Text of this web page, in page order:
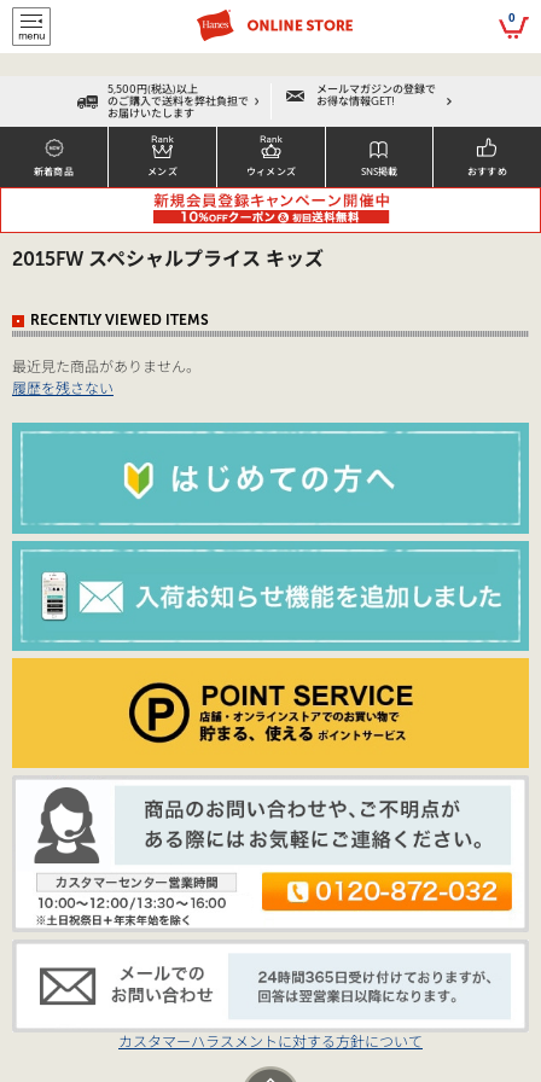
script> 0
5,500円(税込)以上
のご購入で送料を弊社負担で
お届けいたします
メールマガジンの登録で
お得な情報GET!
新着商品 メンズ ウィメンズ SNS掲載 おすすめ
2015FW スペシャルプライス キッズ
RECENTLY VIEWED ITEMS
最近見た商品がありません。
履歴を残さない
カスタマーハラスメントに対する方針について